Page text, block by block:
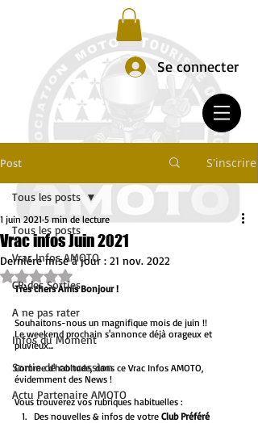
Se connecter
Post S'inscrire
Tous les posts
Vrac Infos AMOTO
CR des Sorties
A ne pas rater
Infos du Moment
Sortie de concession
Actu Partenaire AMOTO
Tous les posts
Vrac infos Juin 2021
1 juin 2021 5 min de lecture
Dernière mise à jour : 21 nov. 2022
Noté NaN étoiles sur 5.
Très chers Amis Bonjour !
Souhaitons-nous un magnifique mois de juin !!
Le weekend prochain s'annonce déjà orageux et
pluvieux...
Comme d'habitude, dans ce Vrac Infos AMOTO,
évidemment des News !
Vous trouverez vos rubriques habituelles :
Des nouvelles & infos de votre Club Préféré